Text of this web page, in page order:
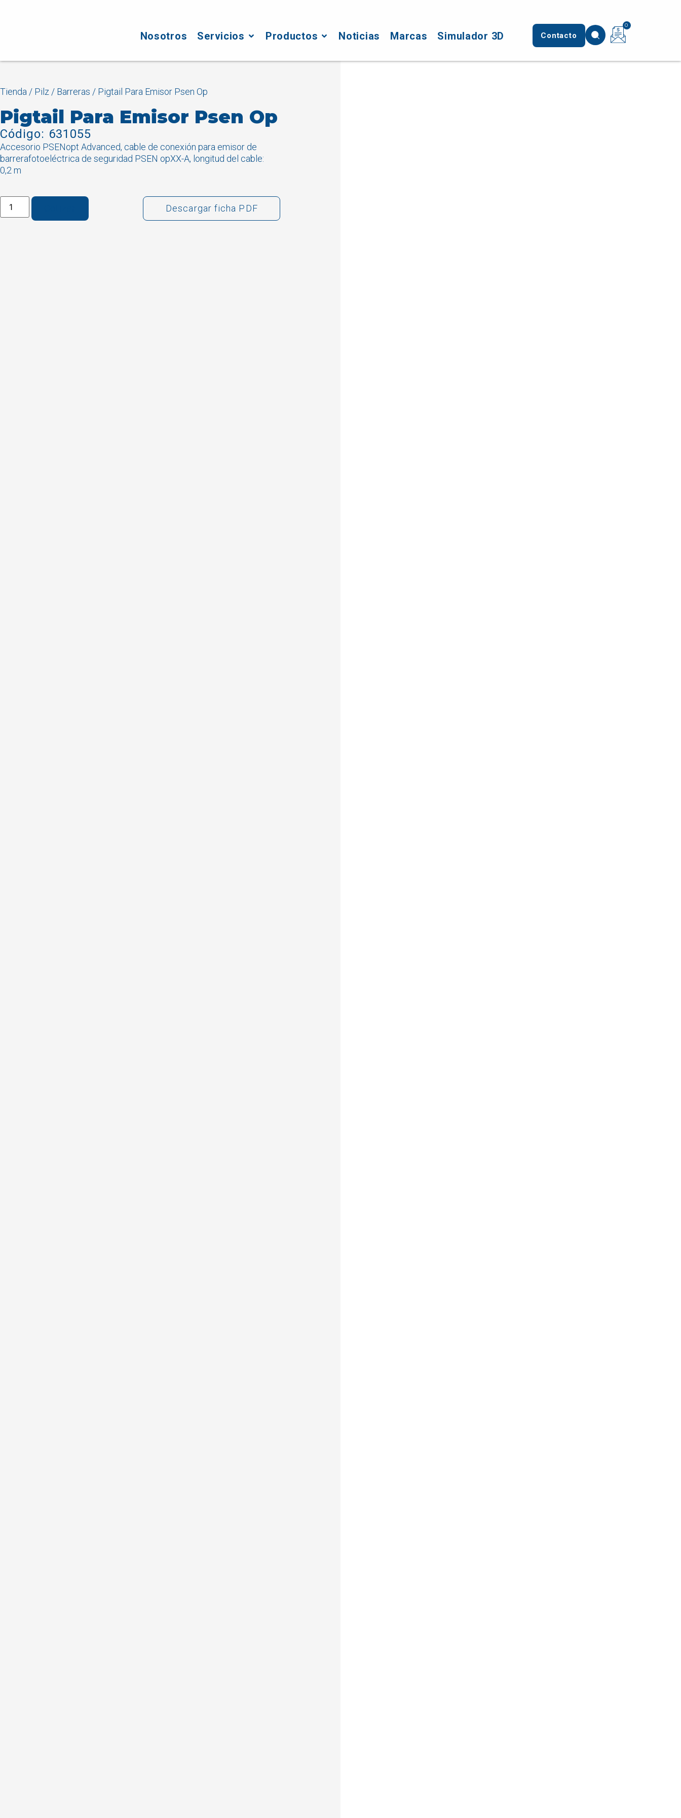
Nosotros Servicios Productos Noticias Marcas Simulador 3D Contacto
0
Tienda / Pilz / Barreras / Pigtail Para Emisor Psen Op
Pigtail Para Emisor Psen Op
Código: 631055
Accesorio PSENopt Advanced, cable de conexión para emisor de
barrerafotoeléctrica de seguridad PSEN opXX-A, longitud del cable:
0,2 m
Descargar ficha PDF